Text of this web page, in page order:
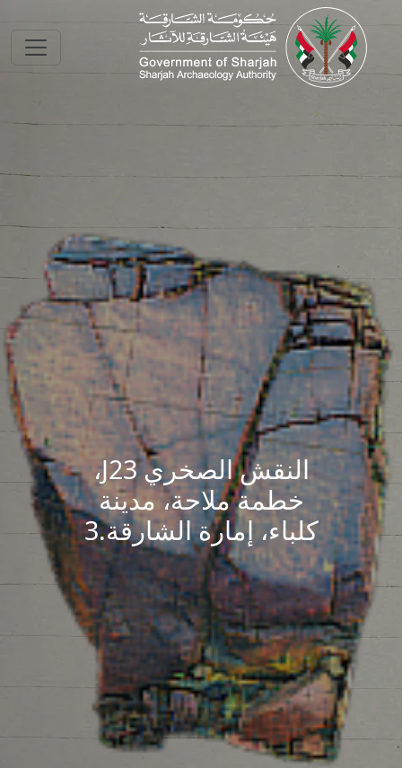
Skip to main
النقش الصخري J23،
خطمة ملاحة، مدينة
كلباء، إمارة الشارقة.3